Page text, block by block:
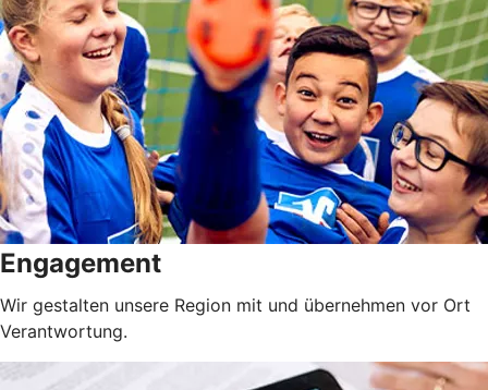
Engagement
Wir gestalten unsere Region mit und übernehmen vor Ort
Verantwortung.